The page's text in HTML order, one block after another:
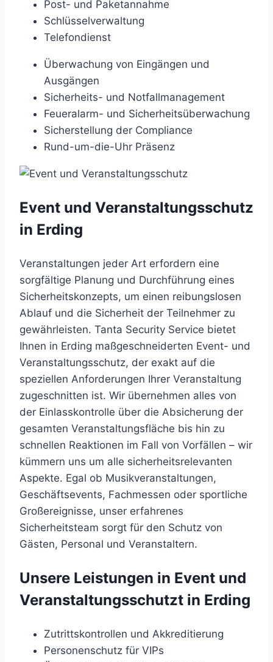
Post- und Paketannahme
Schlüsselverwaltung
Telefondienst
Überwachung von Eingängen und
Ausgängen
Sicherheits- und Notfallmanagement
Feueralarm- und Sicherheitsüberwachung
Sicherstellung der Compliance
Rund-um-die-Uhr Präsenz
Event und Veranstaltungsschutz
in Erding
Veranstaltungen jeder Art erfordern eine
sorgfältige Planung und Durchführung eines
Sicherheitskonzepts, um einen reibungslosen
Ablauf und die Sicherheit der Teilnehmer zu
gewährleisten. Tanta Security Service bietet
Ihnen in Erding maßgeschneiderten Event- und
Veranstaltungsschutz, der exakt auf die
speziellen Anforderungen Ihrer Veranstaltung
zugeschnitten ist. Wir übernehmen alles von
der Einlasskontrolle über die Absicherung der
gesamten Veranstaltungsfläche bis hin zu
schnellen Reaktionen im Fall von Vorfällen – wir
kümmern uns um alle sicherheitsrelevanten
Aspekte. Egal ob Musikveranstaltungen,
Geschäftsevents, Fachmessen oder sportliche
Großereignisse, unser erfahrenes
Sicherheitsteam sorgt für den Schutz von
Gästen, Personal und Veranstaltern.
Unsere Leistungen in Event und
Veranstaltungsschutzt in Erding
Zutrittskontrollen und Akkreditierung
Personenschutz für VIPs